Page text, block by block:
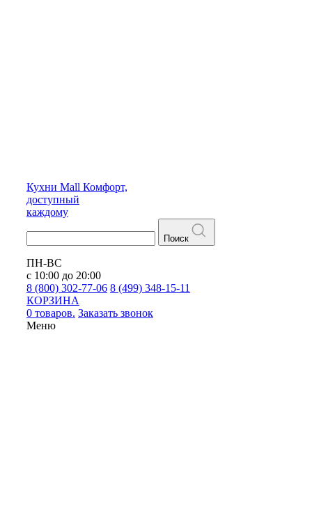
Кухни Mall Комфорт,
доступный
каждому
Поиск
ПН-ВС
с 10:00 до 20:00
8 (800) 302-77-06 8 (499) 348-15-11
КОРЗИНА
0 товаров. Заказать звонок
Меню